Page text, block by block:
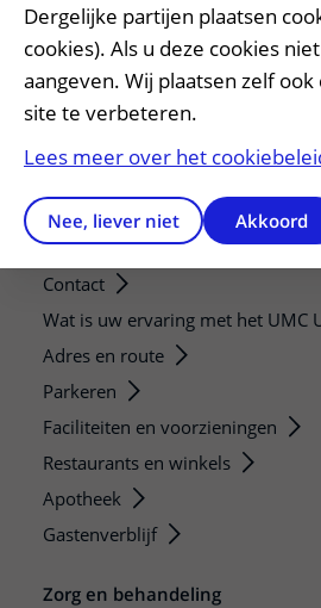
Verwijzers
Mijn patiënt verwijzen
Teleconsult aanvragen
Diagnostiek aanvragen
Service, contact en faciliteiten
Contact
Wat is uw ervaring met het UMC
Adres en route
Parkeren
Faciliteiten en voorzieningen
Restaurants en winkels
Apotheek
Gastenverblijf
Zorg en behandeling
Dergelijke partijen plaatsen
cookies). Als u deze cookies
aangeven. Wij plaatsen zelf
site te verbeteren.
Lees meer over het
Nee, liever niet Akkoord